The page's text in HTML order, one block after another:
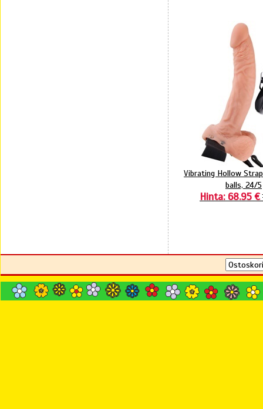
Vibrating Hollow
balls, 24/5
Hinta: 68.95 €